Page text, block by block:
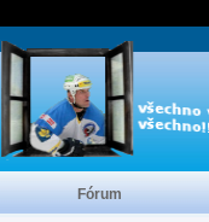
Fórum